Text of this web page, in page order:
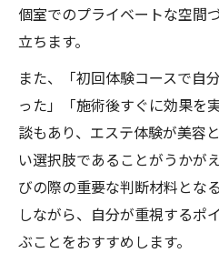
個室でのプライベートな空間
立ちます。
また、「初回体験コースで自
った」「施術後すぐに効果を
談もあり、エステ体験が美容
い選択肢であることがうかが
びの際の重要な判断材料とな
しながら、自分が重視するポ
ぶことをおすすめします。